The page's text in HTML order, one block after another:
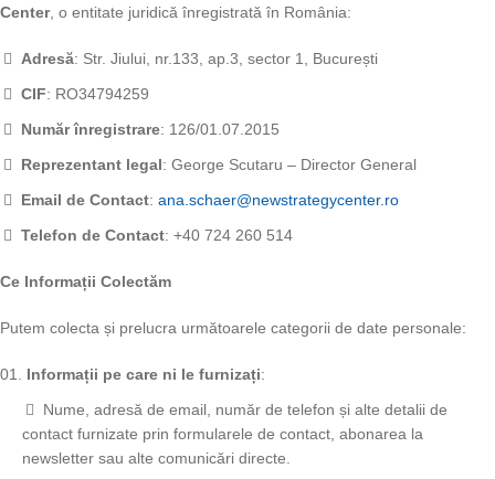
Center, o entitate juridică înregistrată în România:
Adresă: Str. Jiului, nr.133, ap.3, sector 1, București
CIF: RO34794259
Număr înregistrare: 126/01.07.2015
Reprezentant legal: George Scutaru – Director General
Email de Contact: ana.schaer@newstrategycenter.ro
Telefon de Contact: +40 724 260 514
Ce Informații Colectăm
Putem colecta și prelucra următoarele categorii de date personale:
Informații pe care ni le furnizați:
Nume, adresă de email, număr de telefon și alte detalii de
contact furnizate prin formularele de contact, abonarea la
newsletter sau alte comunicări directe.